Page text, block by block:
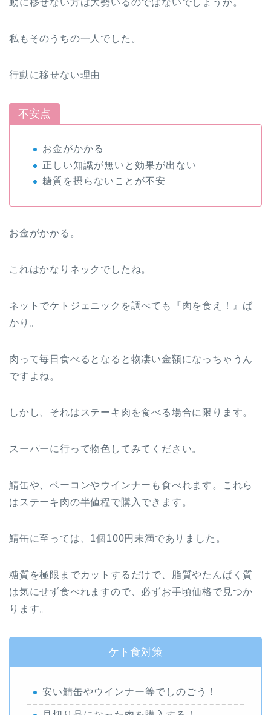
動に移せない方は大勢いるのではないでしょうか。
私もそのうちの一人でした。
行動に移せない理由
不安点
お金がかかる
正しい知識が無いと効果が出ない
糖質を摂らないことが不安
お金がかかる。
これはかなりネックでしたね。
ネットでケトジェニックを調べても『肉を食え！』ば
かり。
肉って毎日食べるとなると物凄い金額になっちゃうん
ですよね。
しかし、それはステーキ肉を食べる場合に限ります。
スーパーに行って物色してみてください。
鯖缶や、ベーコンやウインナーも食べれます。これら
はステーキ肉の半値程で購入できます。
鯖缶に至っては、1個100円未満でありました。
糖質を極限までカットするだけで、脂質やたんぱく質
は気にせず食べれますので、必ずお手頃価格で見つか
ります。
ケト食対策
安い鯖缶やウインナー等でしのごう！